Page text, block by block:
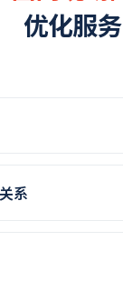
优化服务
系